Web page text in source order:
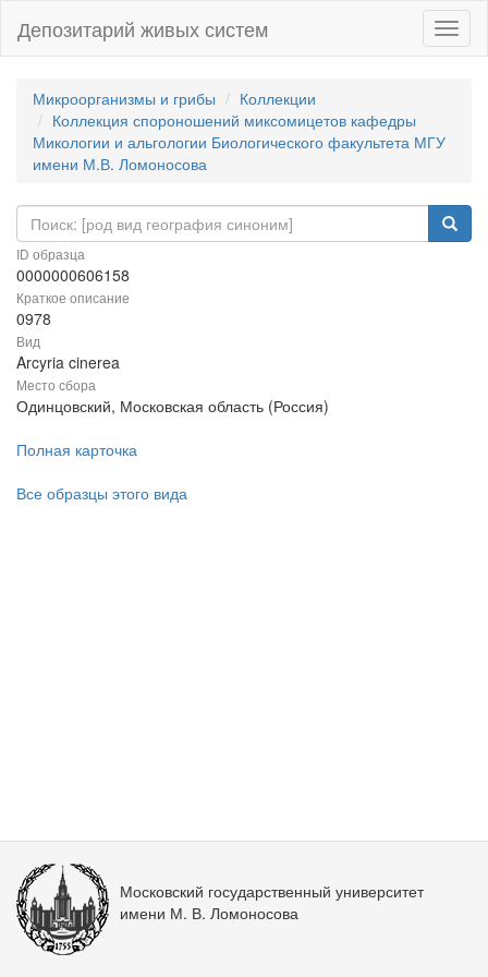
Депозитарий живых систем
Микроорганизмы и грибы
Коллекции
Коллекция спороношений миксомицетов кафедры
Микологии и альгологии Биологического факультета МГУ
имени М.В. Ломоносова
ID образца
0000000606158
Краткое описание
0978
Вид
Arcyria cinerea
Место сбора
Одинцовский, Московская область (Россия)
Полная карточка
Все образцы этого вида
Московский государственный университет
имени М. В. Ломоносова